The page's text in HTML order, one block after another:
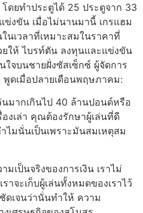
ดยทำประตูได้ 25 ประตูจาก 33
ข่งขัน เมื่อไม่นานมานี้ เกรแฮม
นเวลาที่เหมาะสมในราคาที่
ให้ ไบรท์ตัน ลงทุนและแข่งขัน
จบนชายฝั่งซัสเซ็กซ์ ผู้จัดการ
ดเมื่อปลายเดือนพฤษภาคม:
นมากเกินไป 40 ล้านปอนด์หรือ
งเล่า คุณต้องรักษาผู้เล่นที่ดี
มนั่นเป็นเพราะมันสมเหตุสม
เป็นจริงของการเงิน เราไม่
าจะเก็บผู้เล่นทั้งหมดของเราไว้
ชัดเจนว่านั่นทำให้ ความ